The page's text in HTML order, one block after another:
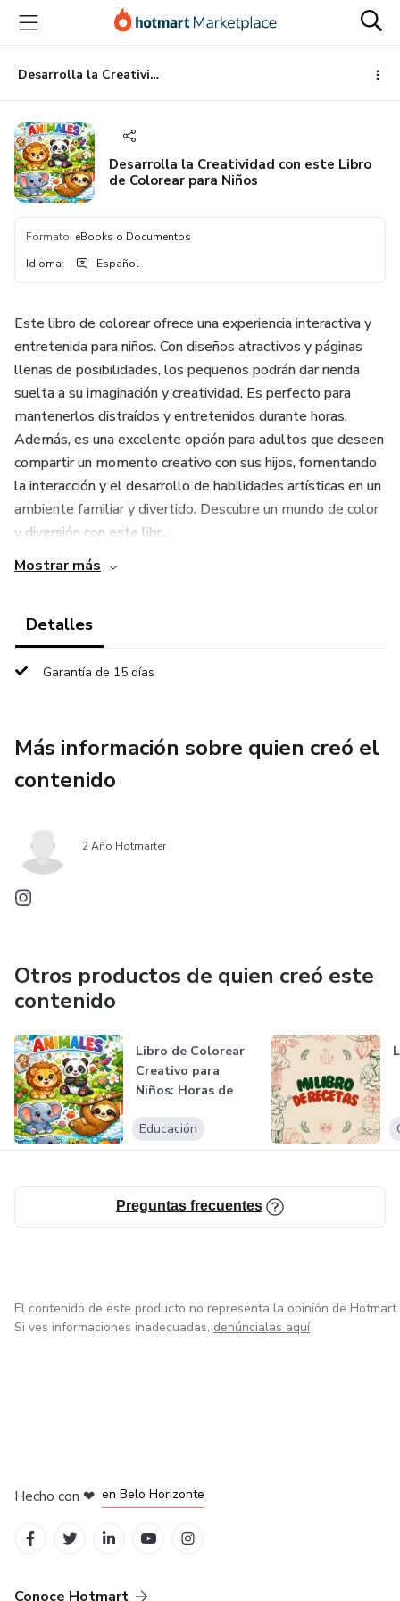
principal
página
de
página
Desarrolla la Creatividad con este Libro de Colorear para Niños
Desarrolla la Creatividad con este Libro
de Colorear para Niños
Formato: eBooks o Documentos
Idioma: Español
Este libro de colorear ofrece una experiencia interactiva y
entretenida para niños. Con diseños atractivos y páginas
llenas de posibilidades, los pequeños podrán dar rienda
suelta a su imaginación y creatividad. Es perfecto para
mantenerlos distraídos y entretenidos durante horas.
Además, es una excelente opción para adultos que deseen
compartir un momento creativo con sus hijos, fomentando
la interacción y el desarrollo de habilidades artísticas en un
ambiente familiar y divertido. Descubre un mundo de color
y diversión con este libr...
Mostrar más
Detalles
Garantía de 15 días
Más información sobre quien creó el
contenido
2 Año Hotmarter
Otros productos de quien creó este
contenido
Libro de Colorear
Creativo para
Niños: Horas de
Educación
Preguntas frecuentes
El contenido de este producto no representa la opinión de Hotmart.
Si ves informaciones inadecuadas, denúncialas aquí
Hecho con ❤ en Belo Horizonte
Conoce Hotmart